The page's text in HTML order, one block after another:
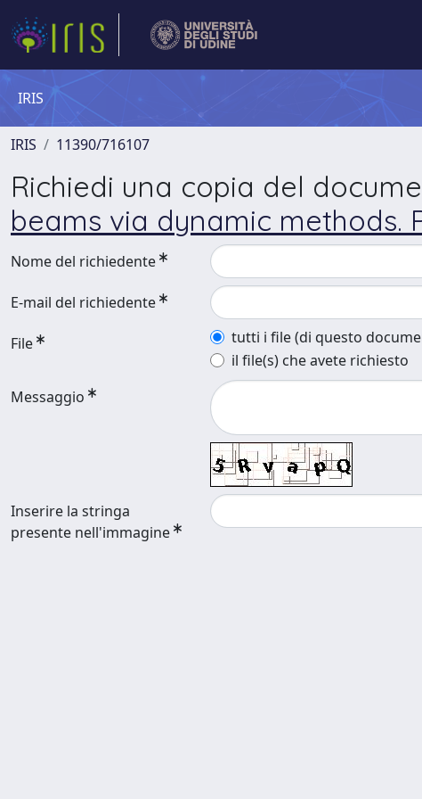
IRIS
IRIS 11390/716107
Richiedi una copia del
beams via dynamic methods.
Nome del richiedente
E-mail del richiedente
File
tutti i file (di questo
il file(s) che avete richiesto
Messaggio
Inserire la stringa
presente nell'immagine